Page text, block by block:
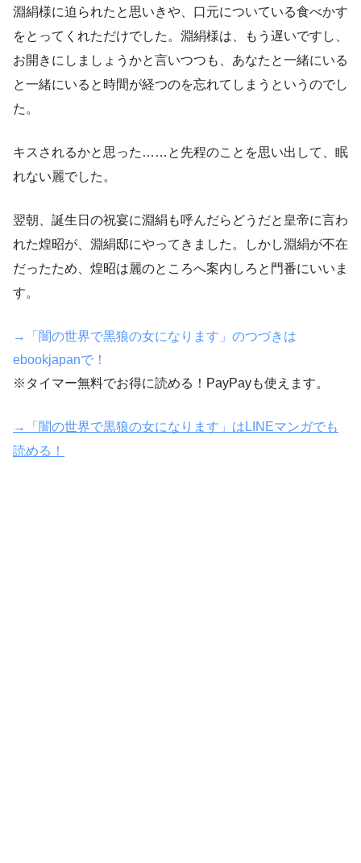
淵絹様に迫られたと思いきや、口元についている食べかす
をとってくれただけでした。淵絹様は、もう遅いですし、
お開きにしましょうかと言いつつも、あなたと一緒にいる
と一緒にいると時間が経つのを忘れてしまうというのでし
た。
キスされるかと思った……と先程のことを思い出して、眠
れない麗でした。
翌朝、誕生日の祝宴に淵絹も呼んだらどうだと皇帝に言わ
れた煌昭が、淵絹邸にやってきました。しかし淵絹が不在
だったため、煌昭は麗のところへ案内しろと門番にいいま
す。
→「闇の世界で黒狼の女になります」のつづきは
ebookjapanで！
※タイマー無料でお得に読める！PayPayも使えます。
→「闇の世界で黒狼の女になります」はLINEマンガでも
読める！